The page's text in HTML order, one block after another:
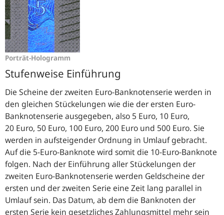
Porträt-Hologramm
Stufenweise Einführung
Die Scheine der zweiten Euro-Banknotenserie werden in
den gleichen Stückelungen wie die der ersten Euro-
Banknotenserie ausgegeben, also 5 Euro, 10 Euro,
20 Euro, 50 Euro, 100 Euro, 200 Euro und 500 Euro. Sie
werden in aufsteigender Ordnung in Umlauf gebracht.
Auf die 5-Euro-Banknote wird somit die 10-Euro-Banknote
folgen. Nach der Einführung aller Stückelungen der
zweiten Euro-Banknotenserie werden Geldscheine der
ersten und der zweiten Serie eine Zeit lang parallel in
Umlauf sein. Das Datum, ab dem die Banknoten der
ersten Serie kein gesetzliches Zahlungsmittel mehr sein